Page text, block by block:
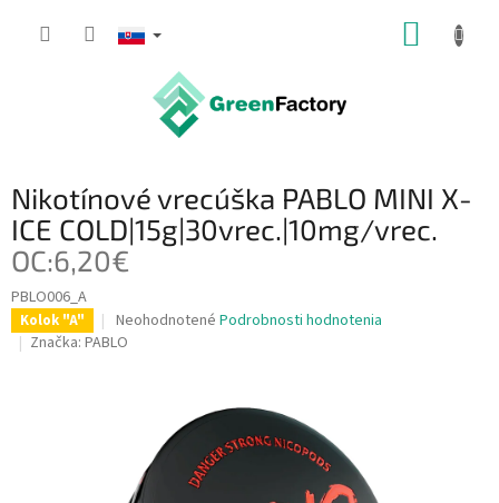
Nikotínové vrecúška PABLO MINI X-
ICE COLD|15g|30vrec.|10mg/vrec.
OC:6,20€
PBLO006_A
Kolok "A"
Priemerné
hodnotenie
hviezdičiek.
Neohodnotené Podrobnosti hodnotenia
Značka: PABLO